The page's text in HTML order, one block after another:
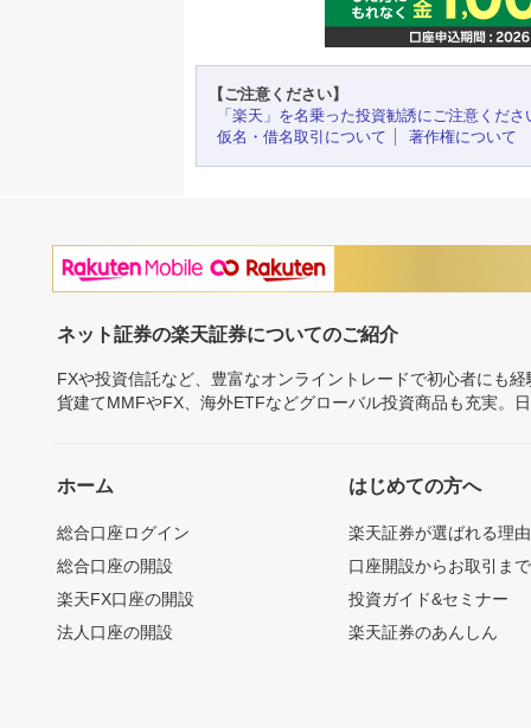
【ご注意ください】
「楽天」を名乗った投資勧誘にご注意くださ
仮名・借名取引について
著作権について
ネット証券の楽天証券についてのご紹介
FXや投資信託など、豊富なオンライントレードで初心者にも
貨建てMMFやFX、海外ETFなどグローバル投資商品も充実。
ホーム
総合口座ログイン
総合口座の開設
楽天FX口座の開設
法人口座の開設
はじめての方へ
楽天証券が選ばれる理由
口座開設からお取引ま
投資ガイド&セミナー
楽天証券のあんしん